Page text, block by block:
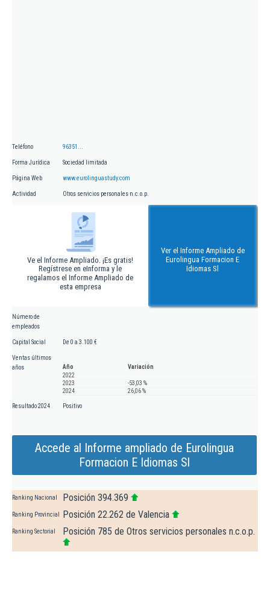
Teléfono 96351...
Forma Jurídica Sociedad limitada
Página Web www.eurolinguastudy.com
Actividad Otros servicios personales n.c.o.p.
Ve el Informe Ampliado. ¡Es gratis!
Regístrese en eInforma y le
regalamos el Informe Ampliado de
esta empresa
Ver el Informe Ampliado de
Eurolingua Formacion E
Idiomas Sl
Número de
empleados
Capital Social De 0 a 3.100 €
Ventas últimos
años
Año
Variación
2022
2023
-53,03 %
2024
26,06 %
Resultado 2024 Positivo
Accede al Informe ampliado de Eurolingua
Formacion E Idiomas Sl
Ranking Nacional Posición 394.369
Ranking Provincial Posición 22.262 de Valencia
Ranking Sectorial Posición 785 de Otros servicios personales n.c.o.p.